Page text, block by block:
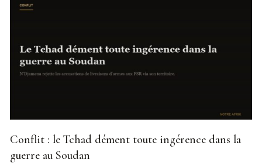
Conflit : le Tchad dément toute ingérence dans la
guerre au Soudan